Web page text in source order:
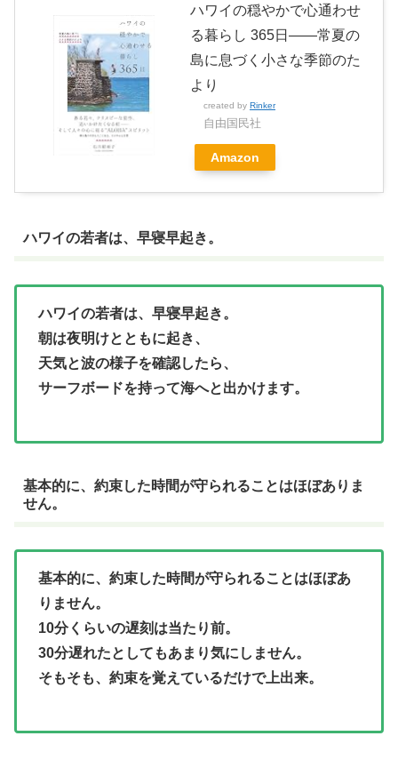
ハワイの穏やかで心通わせ
る暮らし 365日――常夏の
島に息づく小さな季節のた
より
created by Rinker
自由国民社
Amazon
ハワイの若者は、早寝早起き。
ハワイの若者は、早寝早起き。
朝は夜明けとともに起き、
天気と波の様子を確認したら、
サーフボードを持って海へと出かけます。
基本的に、約束した時間が守られることはほぼありま
せん。
基本的に、約束した時間が守られることはほぼあ
りません。
10分くらいの遅刻は当たり前。
30分遅れたとしてもあまり気にしません。
そもそも、約束を覚えているだけで上出来。